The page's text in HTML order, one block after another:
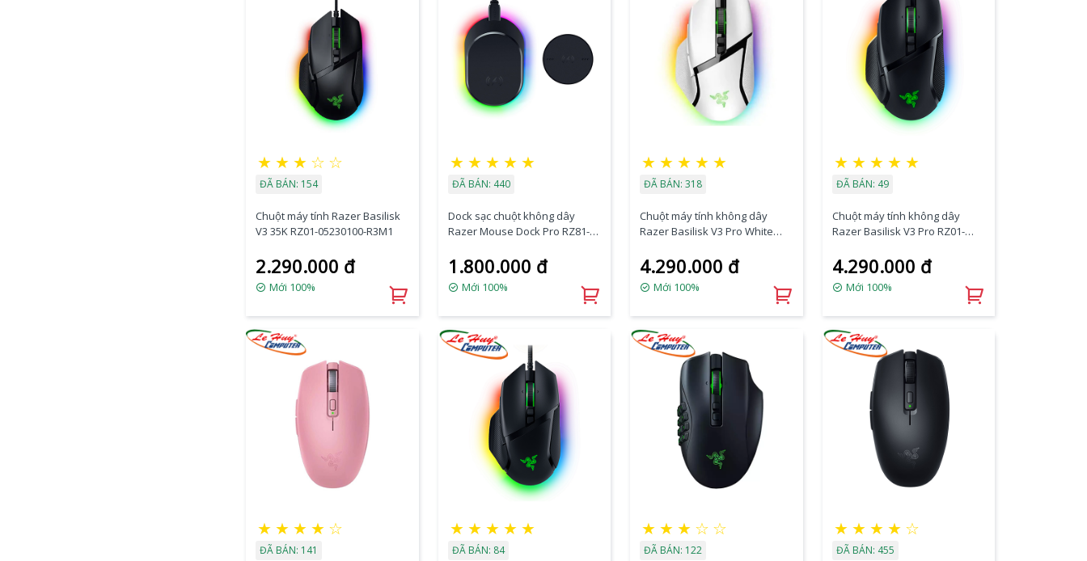
★ ★ ★ ☆ ☆
ĐÃ BÁN: 154
Chuột máy tính Razer Basilisk
V3 35K RZ01-05230100-R3M1
2.290.000 đ
Mới 100%
★ ★ ★ ★ ★
ĐÃ BÁN: 440
Dock sạc chuột không dây
Razer Mouse Dock Pro RZ81-
1.800.000 đ
Mới 100%
★ ★ ★ ★ ★
ĐÃ BÁN: 318
Chuột máy tính không dây
Razer Basilisk V3 Pro White
4.290.000 đ
Mới 100%
★ ★ ★ ★ ★
ĐÃ BÁN: 49
Chuột máy tính không dây
Razer Basilisk V3 Pro RZ01-
4.290.000 đ
Mới 100%
★ ★ ★ ★ ☆
ĐÃ BÁN: 141
★ ★ ★ ★ ★
ĐÃ BÁN: 84
★ ★ ★ ☆ ☆
ĐÃ BÁN: 122
★ ★ ★ ★ ☆
ĐÃ BÁN: 455